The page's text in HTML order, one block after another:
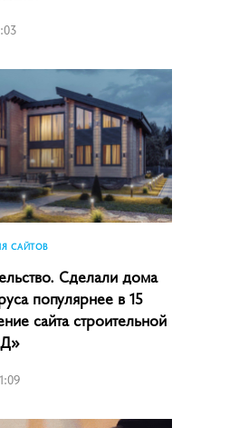
САЙТОВ
Сделали дома
популярнее в 15
сайта строительной